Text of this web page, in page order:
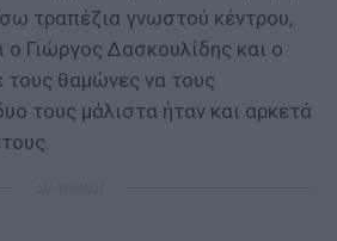
τραπέζια γνωστού κέντρου,
ο Γιώργος Δασκουλίδης και ο
τους θαμώνες να τους
τους μάλιστα ήταν και αρκετά